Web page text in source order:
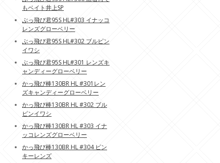
もベイト井上SP
ぶっ飛び君95S HL#303 イナッコ
レンズグローベリー
ぶっ飛び君95S HL#302 ブルピン
イワシ
ぶっ飛び君95S HL#301 レンズキ
ャンディーグローベリー
かっ飛び棒130BR HL #301レン
ズキャンディーグローベリー
かっ飛び棒130BR HL #302 ブル
ピンイワシ
かっ飛び棒130BR HL #303 イナ
ッコレンズグローベリー
かっ飛び棒130BR HL #304 ピン
キーレンズ